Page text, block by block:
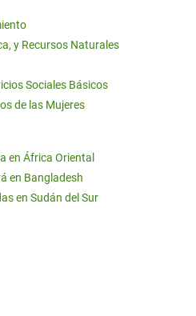
y Recursos Naturales
Sociales Básicos
de las Mujeres
en África Oriental
en Bangladesh
en Sudán del Sur